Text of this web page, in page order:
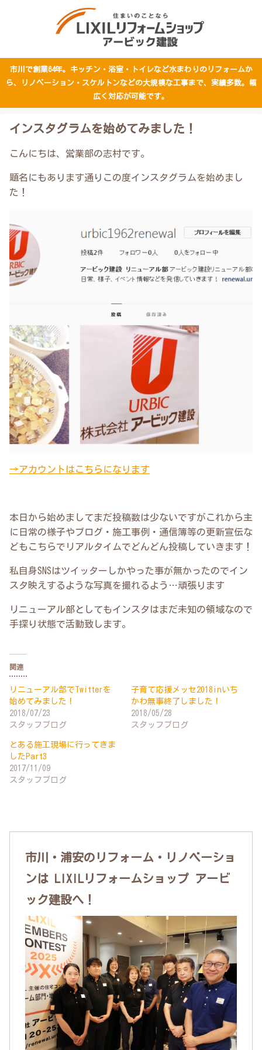
市川で創業64年。キッチン・浴室・トイレなど水まわりのリフォームか
ら、リノベーション・スケルトンなどの大規模な工事まで、実績多数。幅
広く対応が可能です。
インスタグラムを始めてみました！
こんにちは、営業部の志村です。
題名にもあります通りこの度インスタグラムを始めまし
た！
→アカウントはこちらになります
本日から始めましてまだ投稿数は少ないですがこれから主
に日常の様子やブログ・施工事例・通信簿等の更新宣伝な
どもこちらでリアルタイムでどんどん投稿していきます！
私自身SNSはツイッターしかやった事が無かったのでイン
スタ映えするような写真を撮れるよう…頑張ります
リニューアル部としてもインスタはまだ未知の領域なので
手探り状態で活動致します。
関連
リニューアル部でTwitterを
始めてみました！
2018/07/23
スタッフブログ
子育て応援メッセ2018inいち
かわ無事終了しました！
2018/05/28
スタッフブログ
とある施工現場に行ってきま
したPart3
2017/11/09
スタッフブログ
市川・浦安のリフォーム・リノベーショ
ンは LIXILリフォームショップ アービ
ック建設へ！